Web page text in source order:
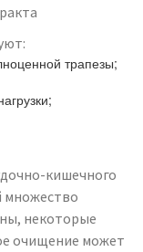
трапезы;
кишечного
множество
некоторые
очищение может